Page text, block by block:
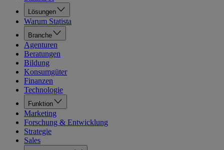
Lösungen
Warum Statista
Branche
Agenturen
Beratungen
Bildung
Konsumgüter
Finanzen
Technologie
Funktion
Marketing
Forschung & Entwicklung
Strategie
Sales